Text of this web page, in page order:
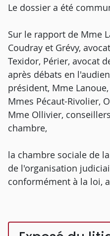
Le dossier a été
Sur le rapport de Mme
Coudray et Grévy,
Texidor, Périer, avocat
après débats en
président, Mme
Mmes Pécaut-Rivolier,
Mme Ollivier,
chambre,
la chambre sociale de
de l'organisation
conformément à la loi,